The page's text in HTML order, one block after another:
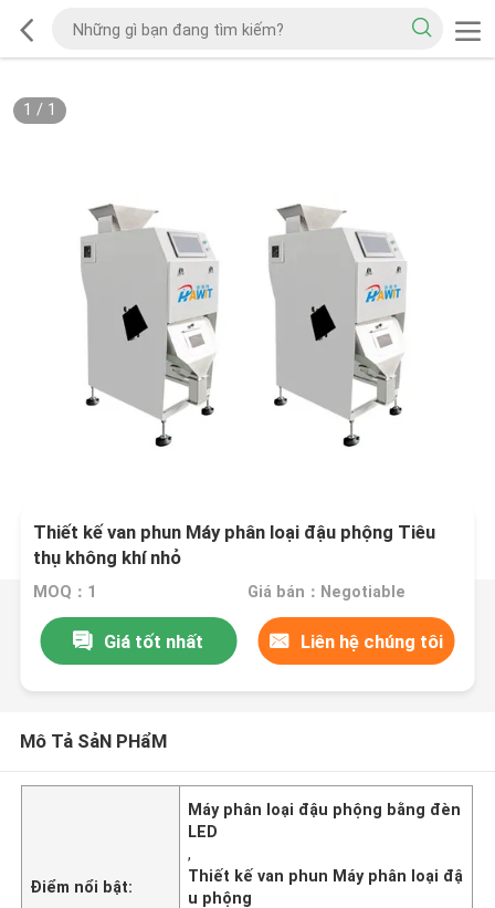
1 / 1
Thiết kế van phun Máy phân loại đậu phộng Tiêu
thụ không khí nhỏ
MOQ：1 Giá bán：Negotiable
Giá tốt nhất Liên hệ chúng tôi
Mô Tả SảN PHẩM
Điểm nổi bật:
Máy phân loại đậu phộng bằng đèn
LED
,
Thiết kế van phun Máy phân loại đậ
u phộng